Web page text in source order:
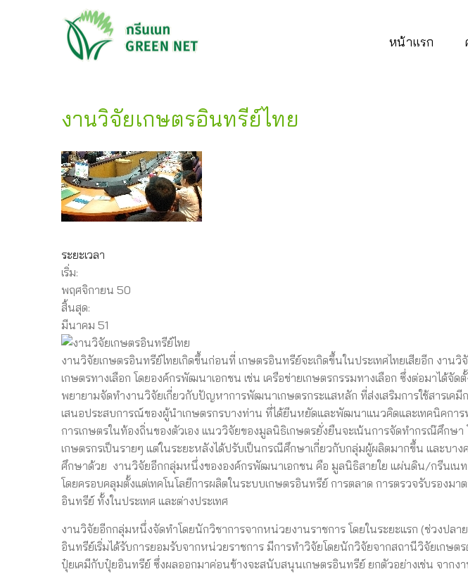
หน้าแรก
งานวิจัยเกษตรอินทรีย์ไทย
ระยะเวลา
เริ่ม:
พฤศจิกายน 50
สิ้นสุด:
มีนาคม 51
งานวิจัยเกษตรอินทรีย์ไทยเกิดขึ้นก่อนที่ เกษตรอินทรีย์จะเกิดขึ้นในประเทศไทยเสียอีก งาน
เกษตรทางเลือก โดยองค์กรพัฒนาเอกชน เช่น เครือข่ายเกษตรกรรมทางเลือก ซึ่งต่อมาได้จัด
พยายามจัดทำงานวิจัยเกี่ยวกับปัญหาการพัฒนาเกษตรกระแสหลัก ที่ส่งเสริมการใช้สารเค
เสนอประสบการณ์ของผู้นำเกษตรกรบางท่าน ที่ได้ยีนหยัดและพัฒนาแนวคิดและเทคนิคการ
การเกษตรในท้องถิ่นของตัวเอง แนววิจัยของมูลนิธิเกษตรยั่งยืนจะเน้นการจัดทำกรณ๊ศึกษา
เกษตรกรเป็นรายๆ แต่ในระยะหลังได้ปรับเป็นกรณีศึกษาเกี่ยวกับกลุ่มผู้ผลิตมากขึ้น และบา
ศึกษาด้วย งานวิจัยอีกกลุ่มหนึ่งขององค์กรพัฒนาเอกชน คือ มูลนิธิสายใย แผ่นดิน/กรีนเนท ที่
โดยครอบคลุมตั้งแต่เทคโนโลยีการผลิตในระบบเกษตรอินทรีย์ การตลาด การตรวจรับรองม
อินทรีย์ ทั้งในประเทศ และต่างประเทศ
งานวิจัยอีกกลุ่มหนึ่งจัดทำโดยนักวิชาการจากหน่วยงานราชการ โดยในระยะแรก (ช่วงปลา
อินทรีย์เริ่มได้รับการยอมรับจากหน่วยราชการ มีการทำวิจัยโดยนักวิจัยจากสถานีวิจัยเกษตร
ปุ๋ยเคมีกับปุ๋ยอินทรีย์ ซึ่งผลออกมาค่อนข้างจะสนับสนุนเกษตรอินทรีย์ ยกตัวอย่างเช่น จากงา